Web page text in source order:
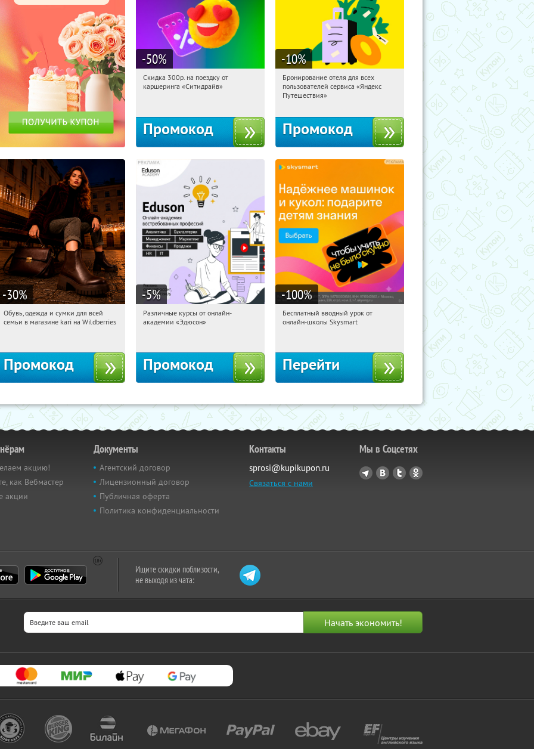
-50%
03:24:22
Получи первым!
Скидка 300р. на поездку от
каршеринга «Ситидрайв»
Промокод
-10%
03:24:22
Получи первым!
Россия
Бронирование отеля для всех
пользователей сервиса «Яндекс
Путешествия»
Промокод
-30%
03:24:22 Получили:
Обувь, одежда и сумки для всей
семьи в магазине kari на Wildberries
Промокод
-5%
03:24:22 Получили:
Различные курсы от онлайн-
академии «Эдюсон»
Промокод
-100%
03:24:22
Получи первым!
Бесплатный вводный урок от
онлайн-школы Skysmart
Перейти
акцию!
как Вебмастер
акции
Документы
Агентский договор
Лицензионный договор
Публичная оферта
Политика конфиденциальности
Контакты
sprosi@kupikupon.ru
Связаться с нами
Мы в Соцсетях
Ищите скидки поблизости,
не выходя из чата: